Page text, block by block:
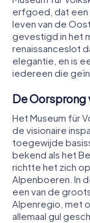
erfgoed, dat een
leven van de
gevestigd in het
renaissanceslot
elegantie, en is
iedereen die
De Oorsprong
Het Museum für
de visionaire
toegewijde
bekend als het
richtte het zich
Alpenboeren. In
een van de
Alpenregio, met
allemaal gul